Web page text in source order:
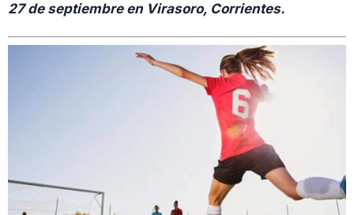
27 de septiembre en Virasoro, Corrientes.